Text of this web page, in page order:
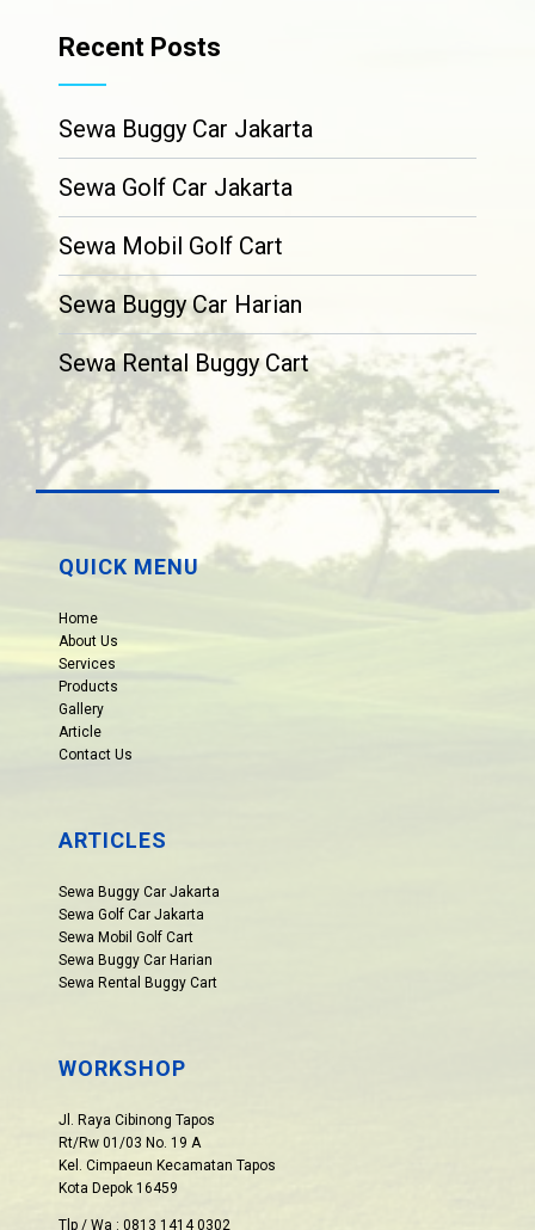
Recent Posts
Sewa Buggy Car Jakarta
Sewa Golf Car Jakarta
Sewa Mobil Golf Cart
Sewa Buggy Car Harian
Sewa Rental Buggy Cart
QUICK MENU
Home
About Us
Services
Products
Gallery
Article
Contact Us
ARTICLES
Sewa Buggy Car Jakarta
Sewa Golf Car Jakarta
Sewa Mobil Golf Cart
Sewa Buggy Car Harian
Sewa Rental Buggy Cart
WORKSHOP
Jl. Raya Cibinong Tapos
Rt/Rw 01/03 No. 19 A
Kel. Cimpaeun Kecamatan Tapos
Kota Depok 16459
Tlp / Wa : 0813 1414 0302